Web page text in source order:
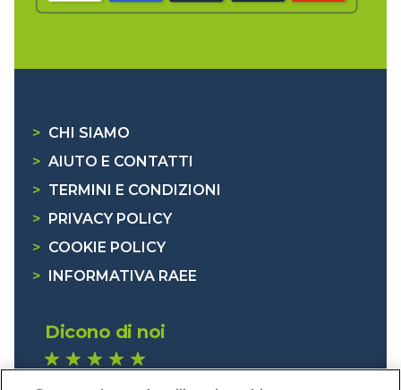
> CHI SIAMO
> AIUTO E CONTATTI
> TERMINI E CONDIZIONI
>
PRIVACY POLICY
> COOKIE POLICY
>
INFORMATIVA RAEE
Dicono di noi